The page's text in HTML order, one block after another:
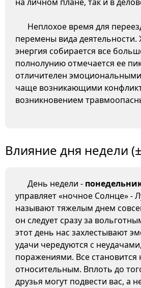
Неплохое время для
перемены вида
энергия собирается все
полнолунию отмечается ее
отличителен
чаще возникающими
возникновением
Влияние дня недели
День недели -
управляет «ночное Солнце» -
называют тяжелым днем
он следует сразу за
этот день нас захлестывают
удачи чередуются с
поражениями. Все
относительным. Вплоть до
друзья могут подвести вас, а